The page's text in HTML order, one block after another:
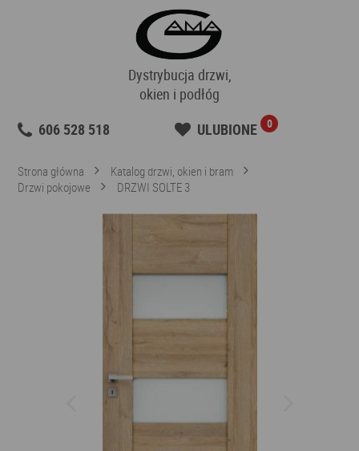
Dystrybucja drzwi,
okien i podłóg
606 528 518
ULUBIONE 0
Strona główna
Katalog drzwi, okien i bram
Drzwi pokojowe
DRZWI SOLTE 3